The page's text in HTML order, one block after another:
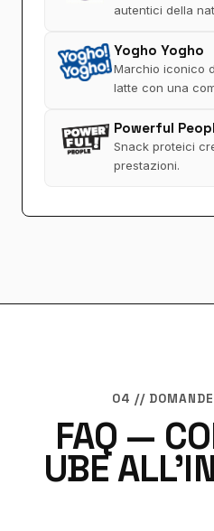
autentici della
Yogho Yogho
Marchio iconico
latte con una
Powerful
Snack proteici
prestazioni.
04 //
FAQ —
UBE